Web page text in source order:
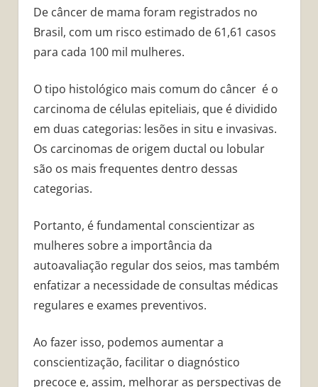
De câncer de mama foram registrados no
Brasil, com um risco estimado de 61,61 casos
para cada 100 mil mulheres.
O tipo histológico mais comum do câncer é o
carcinoma de células epiteliais, que é dividido
em duas categorias: lesões in situ e invasivas.
Os carcinomas de origem ductal ou lobular
são os mais frequentes dentro dessas
categorias.
Portanto, é fundamental conscientizar as
mulheres sobre a importância da
autoavaliação regular dos seios, mas também
enfatizar a necessidade de consultas médicas
regulares e exames preventivos.
Ao fazer isso, podemos aumentar a
conscientização, facilitar o diagnóstico
precoce e, assim, melhorar as perspectivas de